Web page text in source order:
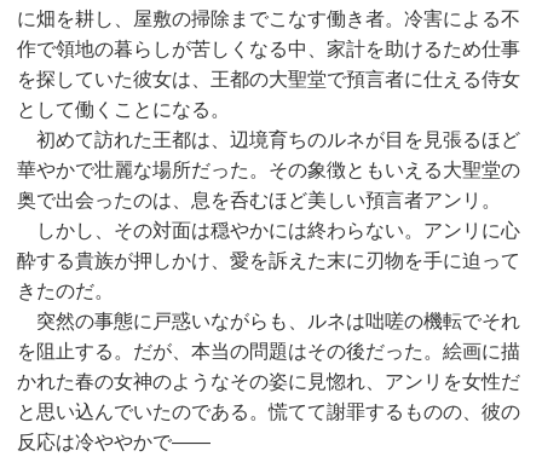
に畑を耕し、屋敷の掃除までこなす働き者。冷害による不
作で領地の暮らしが苦しくなる中、家計を助けるため仕事
を探していた彼女は、王都の大聖堂で預言者に仕える侍女
として働くことになる。
初めて訪れた王都は、辺境育ちのルネが目を見張るほど
華やかで壮麗な場所だった。その象徴ともいえる大聖堂の
奥で出会ったのは、息を呑むほど美しい預言者アンリ。
しかし、その対面は穏やかには終わらない。アンリに心
酔する貴族が押しかけ、愛を訴えた末に刃物を手に迫って
きたのだ。
突然の事態に戸惑いながらも、ルネは咄嗟の機転でそれ
を阻止する。だが、本当の問題はその後だった。絵画に描
かれた春の女神のようなその姿に見惚れ、アンリを女性だ
と思い込んでいたのである。慌てて謝罪するものの、彼の
反応は冷ややかで——